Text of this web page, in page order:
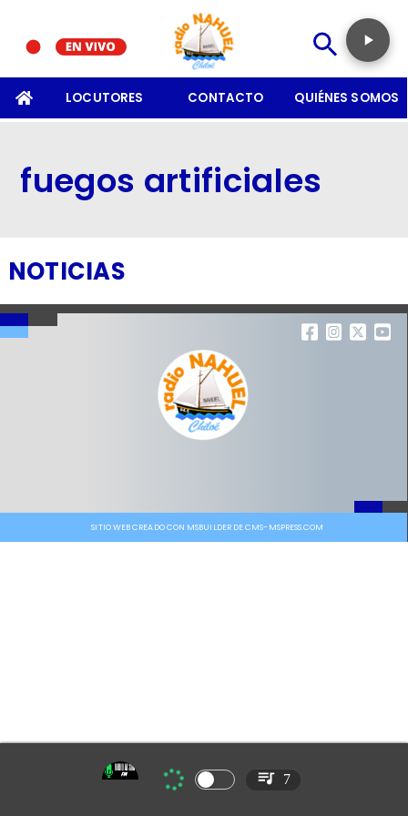
LOCUTORES CONTACTO QUIÉNES SOMOS
fuegos artificiales
NOTICIAS
SITIO WEB CREADO CON MSBUILDER DE CMS-MSPRESS.COM
7